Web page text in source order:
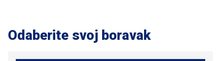
Odaberite svoj boravak